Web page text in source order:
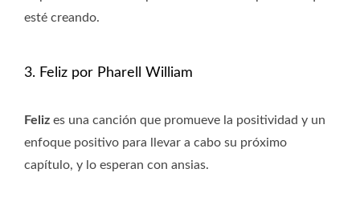
esté creando.
3. Feliz por Pharell William
Feliz es una canción que promueve la positividad y un
enfoque positivo para llevar a cabo su próximo
capítulo, y lo esperan con ansias.